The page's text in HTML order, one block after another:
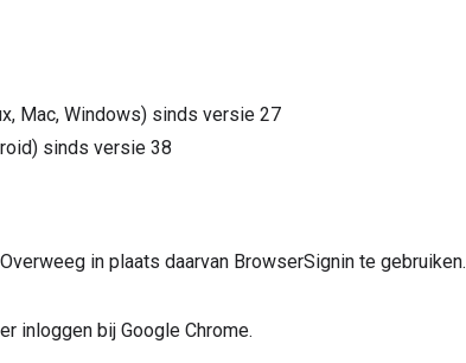
Mac, Windows) sinds versie 27
sinds versie 38
in plaats daarvan BrowserSignin te gebruiken.
inloggen bij Google Chrome.